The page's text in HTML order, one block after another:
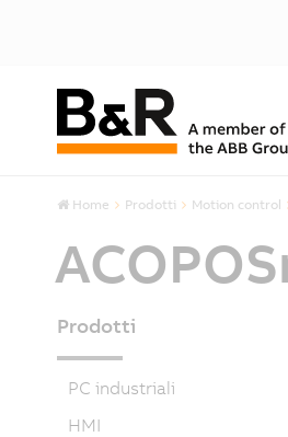
Home Prodotti Motion control
Prodotti
PC industriali
HMI